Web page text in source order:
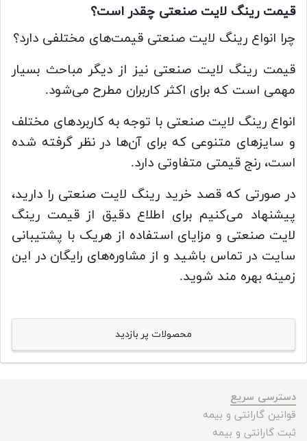
قیمت رینگ لایت صنعتی چقدر است؟
چرا انواع رینگ لایت صنعتی قیمت‌های مختلفی دارد؟
قیمت رینگ لایت صنعتی نیز از دیگر مباحث بسیار
مهمی است که برای اکثر کاربران مطرح می‌شود.
انواع رینگ لایت صنعتی با توجه به کاربردهای مختلف
و سایزهای متنوعی که برای آن‌ها در نظر گرفته شده
است، رنج قیمتی متفاوتی دارد.
در صورتی که قصد خرید رینگ لایت صنعتی را دارید،
پیشنهاد می‌کنیم برای اطلاع دقیق از قیمت رینگ
لایت صنعتی و مزایای استفاده از هریک با پشتیبانی
سایت در تماس باشید و از مشاوره‌های رایگان در این
زمینه بهره مند شوید.
محصولات پر بازدید
دسترسی سریع
قوانین گارانتی و بیمه
ثبت گارانتی و بیمه